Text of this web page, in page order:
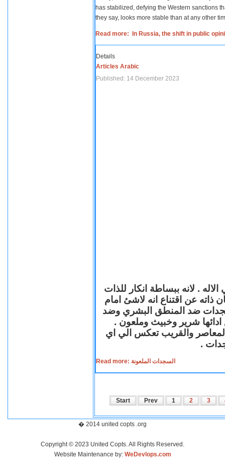
has stabilized, defying the Western sanctions
they say, looks more stable than at any other
Read more: In Russia, the shift in public
Details
Articles Arabic
Published: 14 December 2023
. لانه ببساطة انكار للذات
ذاته عن اقتناع انه لاشئ امام
ضد المنطق البشري وضد
ادائها شرير وخبيث وملعون .
المعاصر والقريب تعكس الي اي
.
Read more: السجدات الملعونة
Start Prev 1 2 3
� 2014 united copts .org
Copyright © 2023 United Copts. All Rights Reserved.
Website Maintenance by: WeDevlops.com